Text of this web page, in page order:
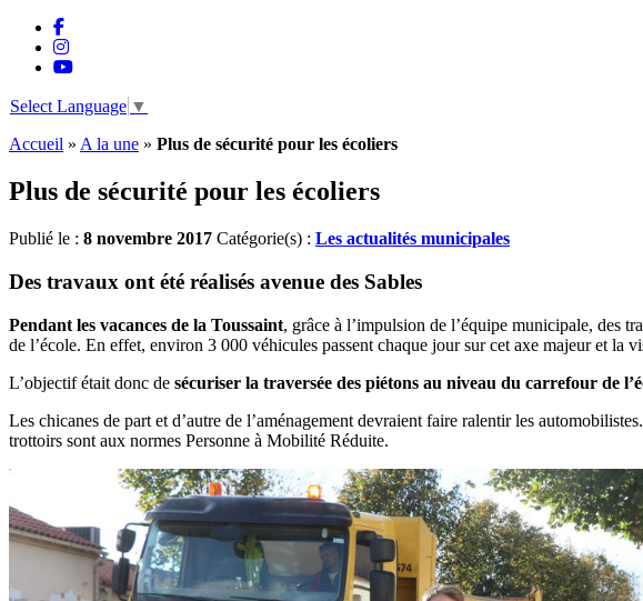
Select Language ▼
Accueil » A la une » Plus de sécurité pour les écoliers
Plus de sécurité pour les écoliers
Publié le : 8 novembre 2017 Catégorie(s) : Les actualités municipales
Des travaux ont été réalisés avenue des Sables
Pendant les vacances de la Toussaint, grâce à l’impulsion de l’équipe municipale, des
de l’école. En effet, environ 3 000 véhicules passent chaque jour sur cet axe majeur et la
L’objectif était donc de sécuriser la traversée des piétons au niveau du carrefour de
Les chicanes de part et d’autre de l’aménagement devraient faire ralentir les
trottoirs sont aux normes Personne à Mobilité Réduite.